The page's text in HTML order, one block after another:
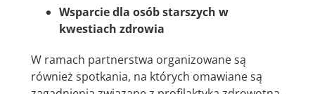
Wsparcie dla osób starszych w
kwestiach zdrowia
W ramach partnerstwa organizowane są
również spotkania, na których omawiane są